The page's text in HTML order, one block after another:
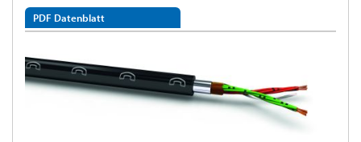
PDF Datenblatt